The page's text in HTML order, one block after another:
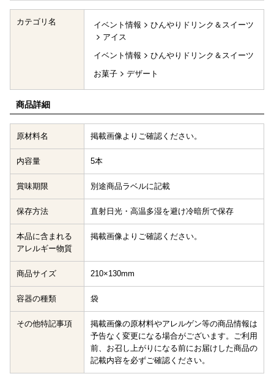
カテゴリ名 イベント情報
ひんやりドリンク＆スイーツ
アイス
イベント情報
ひんやりドリンク＆スイーツ
お菓子
デザート
商品詳細
原材料名 掲載画像よりご確認ください。
内容量 5本
賞味期限 別途商品ラベルに記載
保存方法 直射日光・高温多湿を避け冷暗所で保存
本品に含まれる
アレルギー物質
掲載画像よりご確認ください。
商品サイズ 210×130mm
容器の種類 袋
その他特記事項
掲載画像の原材料やアレルゲン等の商品情報は
予告なく変更になる場合がございます。ご利用
前、お召し上がりになる前にお届けした商品の
記載内容を必ずご確認ください。